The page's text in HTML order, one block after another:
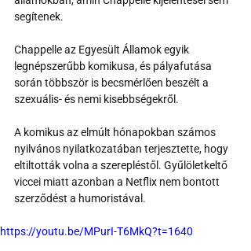
segítenek.
Chappelle az Egyesült Államok egyik
legnépszerűbb komikusa, és pályafutása
során többször is becsmérlően beszélt a
szexuális- és nemi kisebbségekről.
A komikus az elmúlt hónapokban számos
nyilvános nyilatkozatában terjesztette, hogy
eltiltották volna a szerepléstől. Gyűlöletkeltő
viccei miatt azonban a Netflix nem bontott
szerződést a humoristával.
https://youtu.be/MPurI-T6MkQ?t=1640